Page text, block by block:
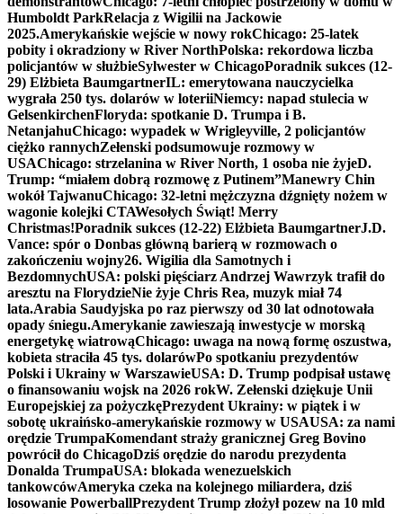
Humboldt ParkRelacja z Wigilii na Jackowie
2025.Amerykańskie wejście w nowy rokChicago: 25-latek
pobity i okradziony w River NorthPolska: rekordowa liczba
policjantów w służbieSylwester w ChicagoPoradnik sukces (12-
29) Elżbieta BaumgartnerIL: emerytowana nauczycielka
wygrała 250 tys. dolarów w loteriiNiemcy: napad stulecia w
GelsenkirchenFloryda: spotkanie D. Trumpa i B.
NetanjahuChicago: wypadek w Wrigleyville, 2 policjantów
ciężko rannychZełenski podsumowuje rozmowy w
USAChicago: strzelanina w River North, 1 osoba nie żyjeD.
Trump: “miałem dobrą rozmowę z Putinem”Manewry Chin
wokół TajwanuChicago: 32-letni mężczyzna dźgnięty nożem w
wagonie kolejki CTAWesołych Świąt! Merry
Christmas!Poradnik sukces (12-22) Elżbieta BaumgartnerJ.D.
Vance: spór o Donbas główną barierą w rozmowach o
zakończeniu wojny26. Wigilia dla Samotnych i
BezdomnychUSA: polski pięściarz Andrzej Wawrzyk trafił do
aresztu na FlorydzieNie żyje Chris Rea, muzyk miał 74
lata.Arabia Saudyjska po raz pierwszy od 30 lat odnotowała
opady śniegu.Amerykanie zawieszają inwestycje w morską
energetykę wiatrowąChicago: uwaga na nową formę oszustwa,
kobieta straciła 45 tys. dolarówPo spotkaniu prezydentów
Polski i Ukrainy w WarszawieUSA: D. Trump podpisał ustawę
o finansowaniu wojsk na 2026 rokW. Zełenski dziękuje Unii
Europejskiej za pożyczkęPrezydent Ukrainy: w piątek i w
sobotę ukraińsko-amerykańskie rozmowy w USAUSA: za nami
orędzie TrumpaKomendant straży granicznej Greg Bovino
powrócił do ChicagoDziś orędzie do narodu prezydenta
Donalda TrumpaUSA: blokada wenezuelskich
tankowcówAmeryka czeka na kolejnego miliardera, dziś
losowanie PowerballPrezydent Trump złożył pozew na 10 mld